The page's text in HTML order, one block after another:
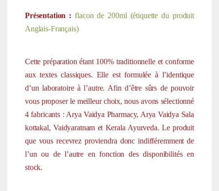
Présentation :flacon de 200ml (étiquette du produit
Anglais-Français)
Cette préparation étant 100% traditionnelle et conforme
aux textes classiques. Elle est formulée à l’identique
d’un laboratoire à l’autre. Afin d’être sûrs de pouvoir
vous proposer le meilleur choix, nous avons sélectionné
4 fabricants : Arya Vaidya Pharmacy, Arya Vaidya Sala
kottakal, Vaidyaratnam et Kerala Ayurveda. Le produit
que vous recevrez proviendra donc indifféremment de
l’un ou de l’autre en fonction des disponibilités en
stock.